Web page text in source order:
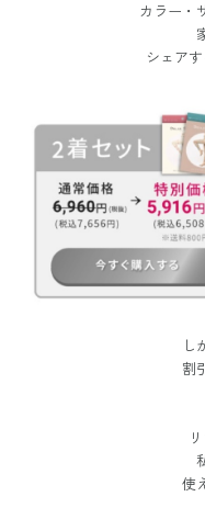
カラー・
シェア
し
割
使